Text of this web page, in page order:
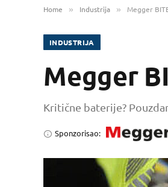
Home » Industrija » Megger
INDUSTRIJA
Megger
Kritične baterije?
Sponzorisao: